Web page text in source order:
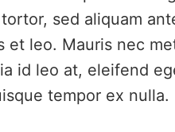
sed aliquam
et leo. Mauris nec
id leo at, eleifend
tempor ex